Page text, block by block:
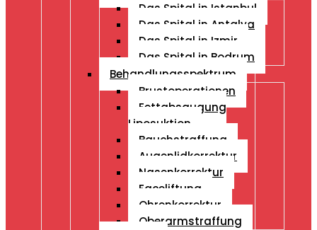
Das Spital in Istanbul
Das Spital in Antalya
Das Spital in Izmir
Das Spital in Bodrum
Behandlungsspektrum
Brustoperationen
Fettabsaugung
Liposuktion
Bauchstraffung
Augenlidkorrektur
Nasenkorrektur
Faceliftung
Ohrenkorrektur
Oberarmstraffung